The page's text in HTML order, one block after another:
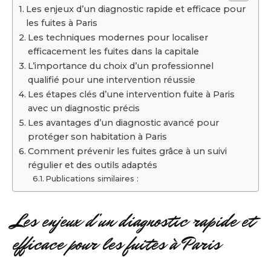
Les enjeux d’un diagnostic rapide et efficace pour
les fuites à Paris
Les techniques modernes pour localiser
efficacement les fuites dans la capitale
L’importance du choix d’un professionnel
qualifié pour une intervention réussie
Les étapes clés d’une intervention fuite à Paris
avec un diagnostic précis
Les avantages d’un diagnostic avancé pour
protéger son habitation à Paris
Comment prévenir les fuites grâce à un suivi
régulier et des outils adaptés
Publications similaires :
Les enjeux d’un diagnostic rapide et
efficace pour les fuites à Paris